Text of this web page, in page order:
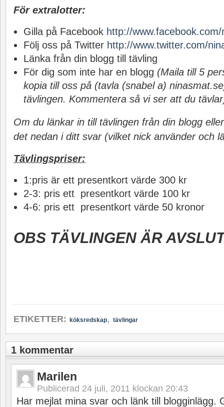
För extralotter:
Gilla på Facebook http://
Följ oss på Twitter http://www.twitter.com/
Länka från din blogg till tävling
För dig som inte har en blogg (Maila till 5
kopia till oss på (tavla (snabel a)
tävlingen. Kommentera så vi ser att du
Om du länkar in till tävlingen från din blogg
det nedan i ditt svar (vilket nick använder och
Tävlingspriser:
1:pris är ett presentkort värde 300 kr
2-3: pris ett presentkort värde 100 kr
4-6: pris ett presentkort värde 50 kronor
OBS TÄVLINGEN ÄR
ETIKETTER: köksredskap, tävlingar
1 kommentar
Marilen
Publicerad 24 juli, 2011 klockan 20:43
Har mejlat mina svar och länk till blogginlägg.